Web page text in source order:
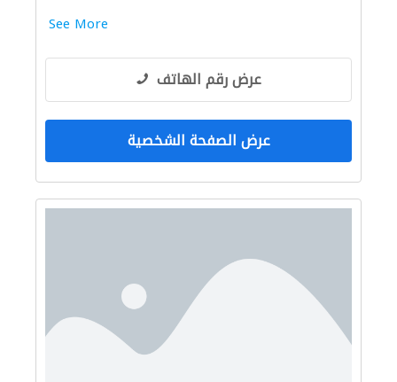
See More
عرض رقم الهاتف
عرض الصفحة الشخصية